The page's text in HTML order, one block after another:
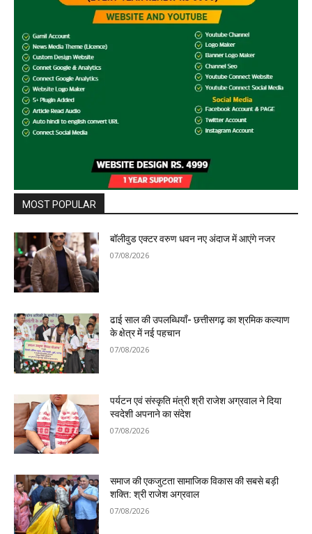
MOST POPULAR
बॉलीवुड एक्टर वरुण धवन नए अंदाज में आएंगे नजर
07/08/2026
ढाई साल की उपलब्धियाँ- छत्तीसगढ़ का श्रमिक कल्याण
के क्षेत्र में नई पहचान
07/08/2026
पर्यटन एवं संस्कृति मंत्री श्री राजेश अग्रवाल ने दिया
स्वदेशी अपनाने का संदेश
07/08/2026
समाज की एकजुटता सामाजिक विकास की सबसे बड़ी
शक्ति: श्री राजेश अग्रवाल
07/08/2026